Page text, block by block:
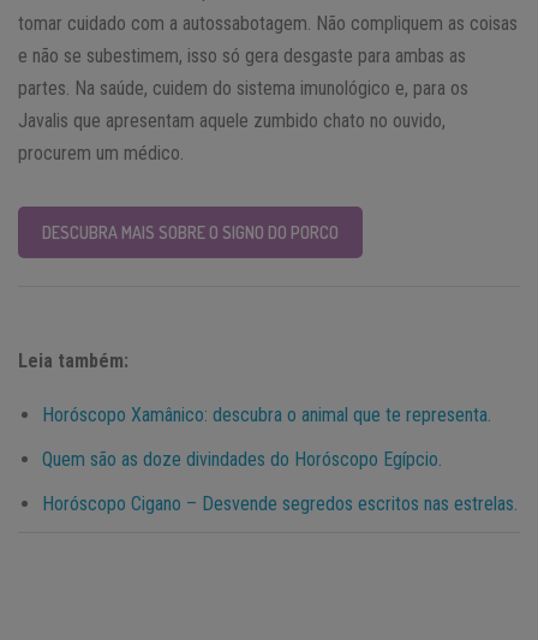
tomar cuidado com a autossabotagem. Não compliquem as coisas
e não se subestimem, isso só gera desgaste para ambas as
partes. Na saúde, cuidem do sistema imunológico e, para os
Javalis que apresentam aquele zumbido chato no ouvido,
procurem um médico.
DESCUBRA MAIS SOBRE O SIGNO DO PORCO
Leia também:
Horóscopo Xamânico: descubra o animal que te representa.
Quem são as doze divindades do Horóscopo Egípcio.
Horóscopo Cigano – Desvende segredos escritos nas estrelas.